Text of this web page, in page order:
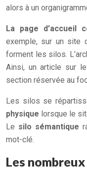
alors à un
La page d’accueil
exemple, sur un site
forment les silos.
Ainsi, un article sur
section réservée au
Les silos se
physique lorsque le
Le silo sémantique
mot-clé.
Les